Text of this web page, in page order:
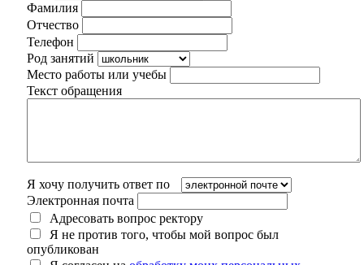
Фамилия
Отчество
Телефон
Род занятий
Место работы или учебы
Текст обращения
Я хочу получить ответ по
Электронная почта
Адресовать вопрос ректору
Я не против того, чтобы мой вопрос был
опубликован